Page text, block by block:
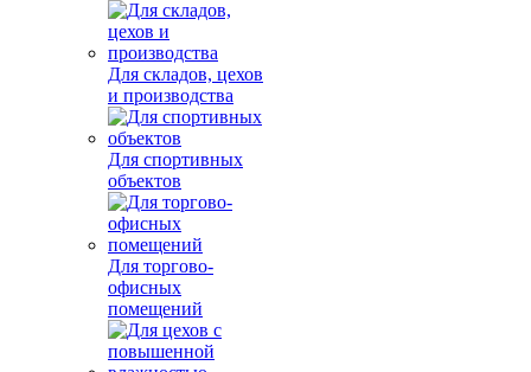
Для складов, цехов
и производства
Для спортивных
объектов
Для торгово-
офисных
помещений